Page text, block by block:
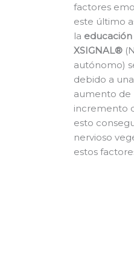
factores
este último
la
XSIGNAL®
autónomo)
debido a
aumento de
incremento
esto
nervioso
estos